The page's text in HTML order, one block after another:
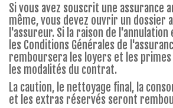
Si vous avez souscrit une assurance
même, vous devez ouvrir un dossier
l'assureur. Si la raison de
les Conditions Générales de
remboursera les loyers et les primes
les modalités du contrat.
La caution, le nettoyage final, la
et les extras réservés seront